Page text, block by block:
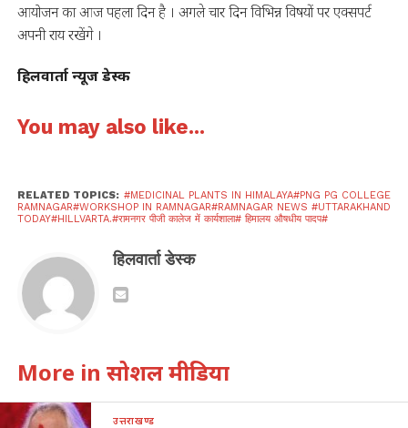
आयोजन का आज पहला दिन है । अगले चार दिन विभिन्न विषयों पर एक्सपर्ट
अपनी राय रखेंगे ।
हिलवार्ता न्यूज डेस्क
You may also like...
RELATED TOPICS: #MEDICINAL PLANTS IN HIMALAYA#PNG PG COLLEGE
RAMNAGAR#WORKSHOP IN RAMNAGAR#RAMNAGAR NEWS #UTTARAKHAND
TODAY#HILLVARTA.#रामनगर पीजी कालेज में कार्यशाला# हिमालय औषधीय पादप#
हिलवार्ता डेस्क
More in सोशल मीडिया
उत्तराखण्ड